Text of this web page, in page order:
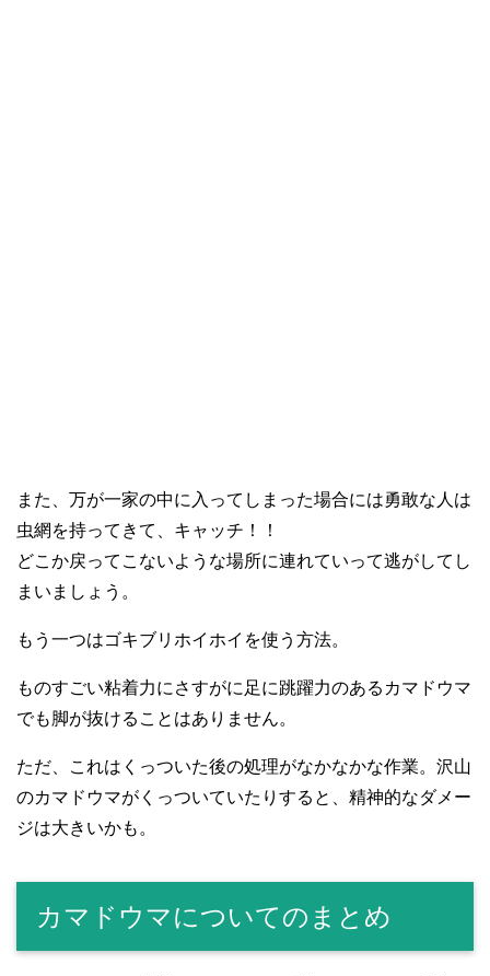
また、万が一家の中に入ってしまった場合には勇敢な人は
虫網を持ってきて、キャッチ！！
どこか戻ってこないような場所に連れていって逃がしてし
まいましょう。
もう一つはゴキブリホイホイを使う方法。
ものすごい粘着力にさすがに足に跳躍力のあるカマドウマ
でも脚が抜けることはありません。
ただ、これはくっついた後の処理がなかなかな作業。沢山
のカマドウマがくっついていたりすると、精神的なダメー
ジは大きいかも。
カマドウマについてのまとめ